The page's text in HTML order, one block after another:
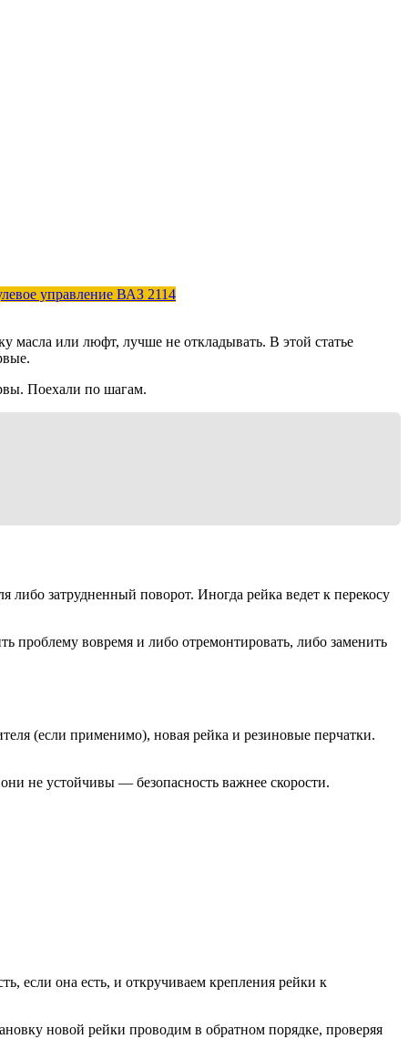
управление ВАЗ 2114
масла или люфт, лучше не откладывать. В этой статье
Поехали по шагам.
затрудненный поворот. Иногда рейка ведет к перекосу
проблему вовремя и либо отремонтировать, либо заменить
(если применимо), новая рейка и резиновые перчатки.
не устойчивы — безопасность важнее скорости.
если она есть, и откручиваем крепления рейки к
новой рейки проводим в обратном порядке, проверяя